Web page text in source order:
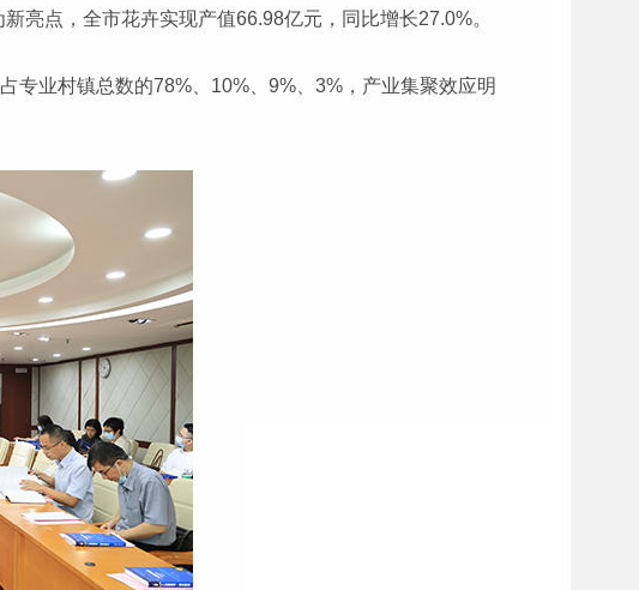
亮点，全市花卉实现产值66.98亿元，同比增长27.0%。
专业村镇总数的78%、10%、9%、3%，产业集聚效应明